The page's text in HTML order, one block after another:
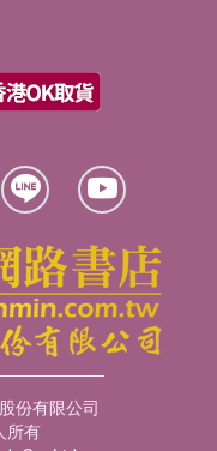
份有限公司
所有